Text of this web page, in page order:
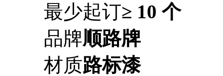
最少起订≥ 10 个
品牌顺路牌
材质路标漆